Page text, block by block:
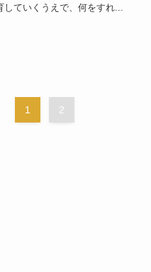
していくうえで、何をすれ...
1 2